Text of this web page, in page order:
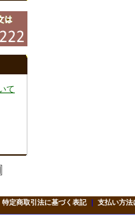
て
特定商取引法に基づく表記｜ 支払い方法